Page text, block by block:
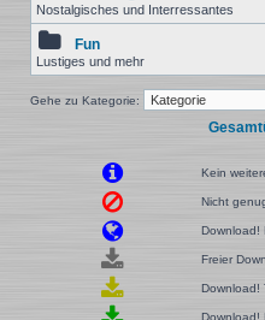
Nostalgisches und Interressantes
Fun
Lustiges und mehr
Gehe zu Kategorie:
Kein
Nicht
Download!
Freier
Download!
Download!